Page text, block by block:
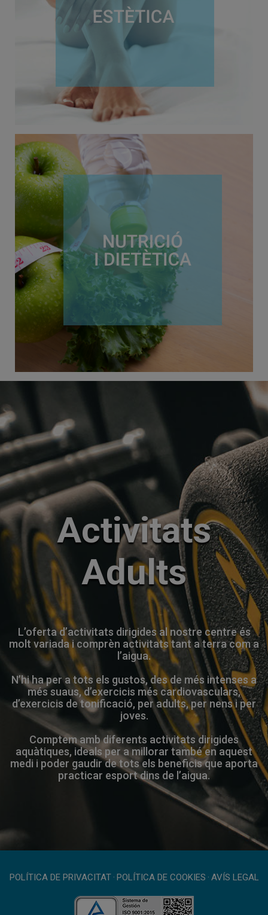
Activitats
Adults
L’oferta d’activitats dirigides al nostre centre és
molt variada i comprèn activitats tant a terra com a
l’aigua.
N’hi ha per a tots els gustos, des de més intenses a
més suaus, d’exercicis més cardiovasculars,
d’exercicis de tonificació, per adults, per nens i per
joves.
Comptem amb diferents activitats dirigides
aquàtiques, ideals per a millorar també en aquest
medi i poder gaudir de tots els beneficis que aporta
practicar esport dins de l’aigua.
POLÍTICA DE PRIVACITAT · POLÍTICA DE COOKIES · AVÍS LEGAL